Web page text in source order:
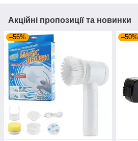
Акційні пропозиції та новинки
–56% –50%